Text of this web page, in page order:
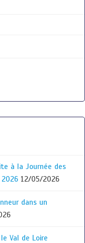
à la Journée des
12/05/2026
dans un
Val de Loire